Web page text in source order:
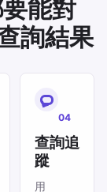
能對
詢結果
04
查詢追
蹤
用